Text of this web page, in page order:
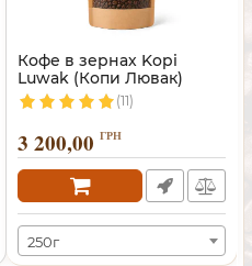
Кофе в зернах Kopi
Luwak (Копи Лювак)
(11)
3 200,00 ГРН
250г